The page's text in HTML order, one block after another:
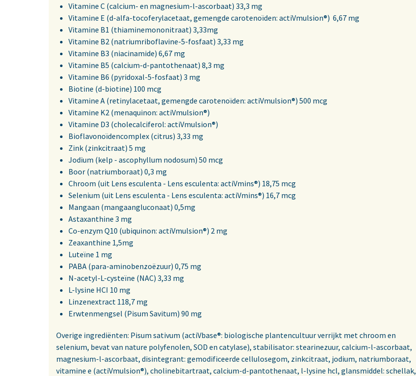
Vitamine C (calcium- en magnesium-l-ascorbaat) 33,3 mg
Vitamine E (d-alfa-tocoferylacetaat, gemengde carotenoïden: actiVmulsion®) 6,67 mg
Vitamine B1 (thiaminemononitraat) 3,33mg
Vitamine B2 (natriumriboflavine-5-fosfaat) 3,33 mg
Vitamine B3 (niacinamide) 6,67 mg
Vitamine B5 (calcium-d-pantothenaat) 8,3 mg
Vitamine B6 (pyridoxal-5-fosfaat) 3 mg
Biotine (d-biotine) 100 mcg
Vitamine A (retinylacetaat, gemengde carotenoïden: actiVmulsion®) 500 mcg
Vitamine K2 (menaquinon: actiVmulsion®)
Vitamine D3 (cholecalciferol: actiVmulsion®)
Bioflavonoïdencomplex (citrus) 3,33 mg
Zink (zinkcitraat) 5 mg
Jodium (kelp - ascophyllum nodosum) 50 mcg
Boor (natriumboraat) 0,3 mg
Chroom (uit Lens esculenta - Lens esculenta: actiVmins®) 18,75 mcg
Selenium (uit Lens esculenta - Lens esculenta: actiVmins®) 16,7 mcg
Mangaan (mangaangluconaat) 0,5mg
Astaxanthine 3 mg
Co-enzym Q10 (ubiquinon: actiVmulsion®) 2 mg
Zeaxanthine 1,5mg
Luteïne 1 mg
PABA (para-aminobenzoëzuur) 0,75 mg
N-acetyl-L-cysteïne (NAC) 3,33 mg
L-lysine HCI 10 mg
Linzenextract 118,7 mg
Erwtenmengsel (Pisum Savitum) 90 mg
Overige ingrediënten: Pisum sativum (actiVbase®: biologische plantencultuur verrijkt met chroom en
selenium, bevat van nature polyfenolen, SOD en catylase), stabilisator: stearinezuur, calcium-l-ascorbaat,
magnesium-l-ascorbaat, disintegrant: gemodificeerde cellulosegom, zinkcitraat, jodium, natriumboraat,
vitamine e (actiVmulsion®), cholinebitartraat, calcium-d-pantothenaat, l-lysine hcl, glansmiddel: schellak,